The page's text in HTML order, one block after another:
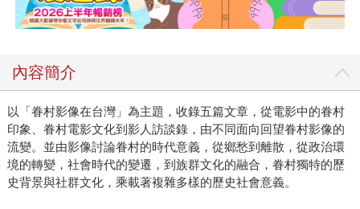
內容簡介
以「眷村影像在台灣」為主題，收錄五篇文章，從電影中的眷村
印象、眷村電影文化到影人訪談錄，由不同面向回望眷村影像的
流變。並由影像討論眷村的時代意義，從鄉愁到離散，從政治環
境的轉變，社會時代的變遷，到族群文化的融合，眷村獨特的歷
史背景與社群文化，乘載著複雜多樣的歷史社會意義。